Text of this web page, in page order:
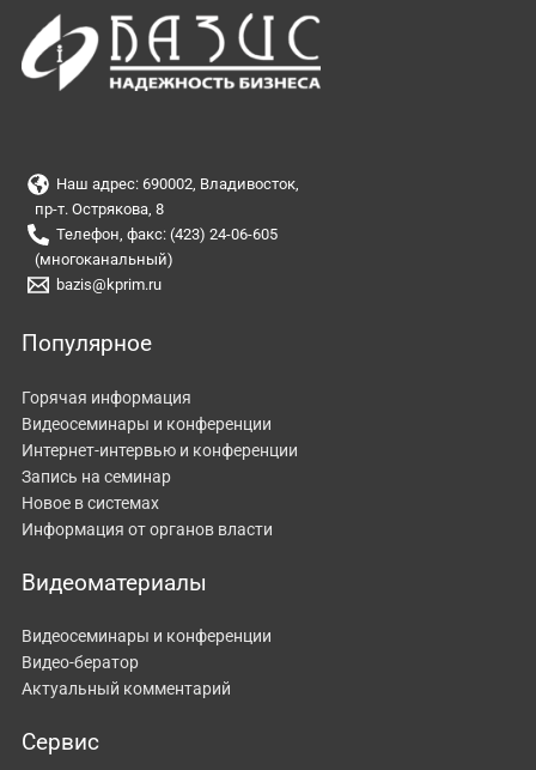
Наш адрес: 690002, Владивосток,
пр-т. Острякова, 8
Телефон, факс: (423) 24-06-605
(многоканальный)
bazis@kprim.ru
Популярное
Горячая информация
Видеосеминары и конференции
Интернет-интервью и конференции
Запись на семинар
Новое в системах
Информация от органов власти
Видеоматериалы
Видеосеминары и конференции
Видео-бератор
Актуальный комментарий
Сервис